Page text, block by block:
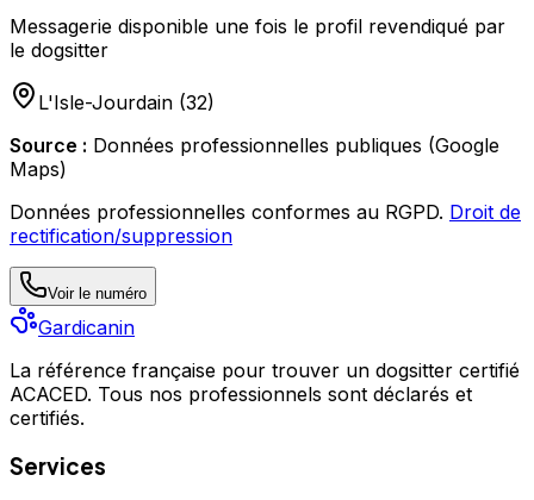
Messagerie disponible une fois le profil revendiqué par
le dogsitter
L'Isle-Jourdain (32)
Source : Données professionnelles publiques (Google
Maps)
Données professionnelles conformes au RGPD. Droit de
rectification/suppression
Voir le numéro
Gardicanin
La référence française pour trouver un dogsitter certifié
ACACED. Tous nos professionnels sont déclarés et
certifiés.
Services